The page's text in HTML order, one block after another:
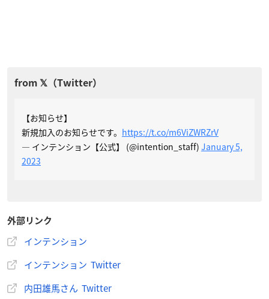
【お知らせ】
新規加入のお知らせです。 https://t.co/m6ViZWRZrV
— インテンション【公式】 (@intention_staff) January 5,
2023
外部リンク
インテンション
インテンション Twitter
内田雄馬さん Twitter